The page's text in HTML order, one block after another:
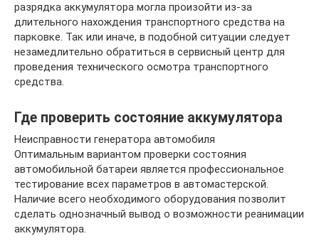
разрядка аккумулятора могла произойти из-за
длительного нахождения транспортного средства на
парковке. Так или иначе, в подобной ситуации следует
незамедлительно обратиться в сервисный центр для
проведения технического осмотра транспортного
средства.
Где проверить состояние аккумулятора
Неисправности генератора автомобиля
Оптимальным вариантом проверки состояния
автомобильной батареи является профессиональное
тестирование всех параметров в автомастерской.
Наличие всего необходимого оборудования позволит
сделать однозначный вывод о возможности реанимации
аккумулятора.